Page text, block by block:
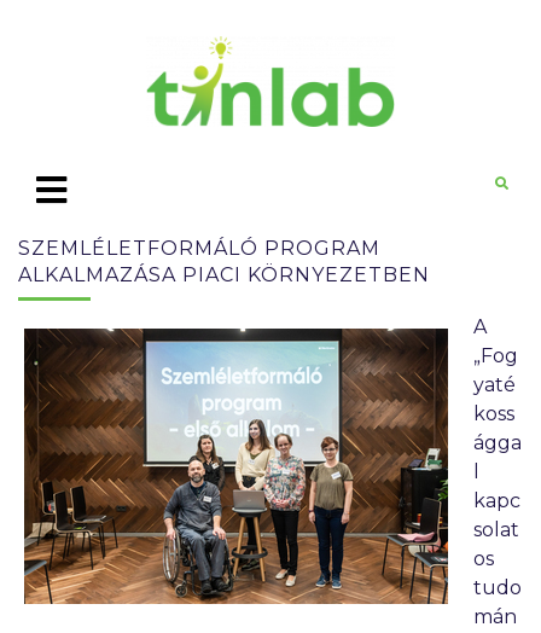
SZEMLÉLETFORMÁLÓ PROGRAM
ALKALMAZÁSA PIACI KÖRNYEZETBEN
A
„Fog
yaté
koss
ágga
kapc
solat
os
tudo
mán